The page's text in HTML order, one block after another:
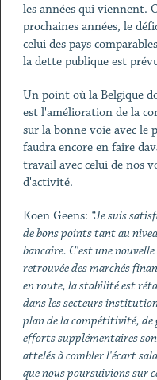
les années qui viennent.
prochaines années, le
celui des pays
la dette publique est
Un point où la Belgique
est l'amélioration de la
sur la bonne voie avec le
faudra encore en faire
travail avec celui de nos
d'activité.
Koen Geens: “Je suis
de bons points tant au
bancaire. C'est une
retrouvée des marchés
en route, la stabilité est
dans les secteurs
plan de la compétitivité,
efforts supplémentaires
attelés à combler l'écart
que nous poursuivions sur